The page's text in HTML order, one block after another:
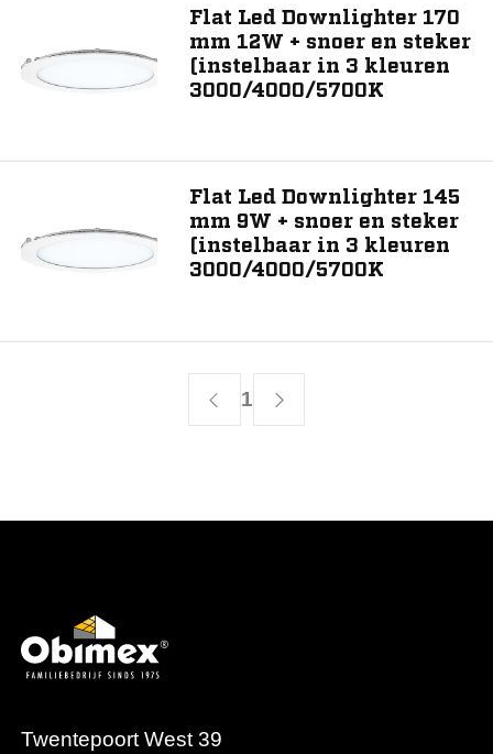
Flat Led Downlighter 170
mm 12W + snoer en steker
(instelbaar in 3 kleuren
3000/4000/5700K
Flat Led Downlighter 145
mm 9W + snoer en steker
(instelbaar in 3 kleuren
3000/4000/5700K
1
Twentepoort West 39